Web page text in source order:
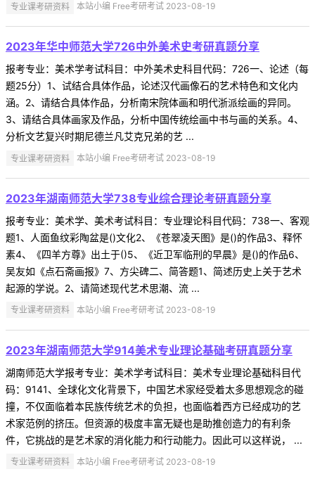
专业课考研资料 本站小编 Free考研考试 2023-08-19
2023年华中师范大学726中外美术史考研真题分享
报考专业：美术学考试科目：中外美术史科目代码：726一、论述（每
题25分）1、试结合具体作品，论述汉代画像石的艺术特色和文化内
涵。2、请结合具体作品，分析南宋院体画和明代浙派绘画的异同。
3、请结合具体画家及作品，分析中国传统绘画中书与画的关系。4、
分析文艺复兴时期尼德兰凡艾克兄弟的艺 ...
专业课考研资料 本站小编 Free考研考试 2023-08-19
2023年湖南师范大学738专业综合理论考研真题分享
报考专业：美术学、美术考试科目：专业理论科目代码：738一、客观
题1、人面鱼纹彩陶盆是()文化2、《苍翠凌天图》是()的作品3、释怀
素4、《四羊方尊》出土于()5、《近卫军临刑的早晨》是()的作品6、
吴友如《点石斋画报》7、方尖碑二、简答题1、简述历史上关于艺术
起源的学说。2、请简述现代艺术思潮、流 ...
专业课考研资料 本站小编 Free考研考试 2023-08-19
2023年湖南师范大学914美术专业理论基础考研真题分享
湖南师范大学报考专业：美术学考试科目：美术专业理论基础科目代
码：9141、全球化文化背景下，中国艺术家经受着太多思想观念的碰
撞，不仅面临着本民族传统艺术的负担，也面临着西方已经成功的艺
术家范例的挤压。但资源的极度丰富无疑也是助推创造力的有利条
件，它挑战的是艺术家的消化能力和行动能力。因此可以这样说， ...
专业课考研资料 本站小编 Free考研考试 2023-08-19